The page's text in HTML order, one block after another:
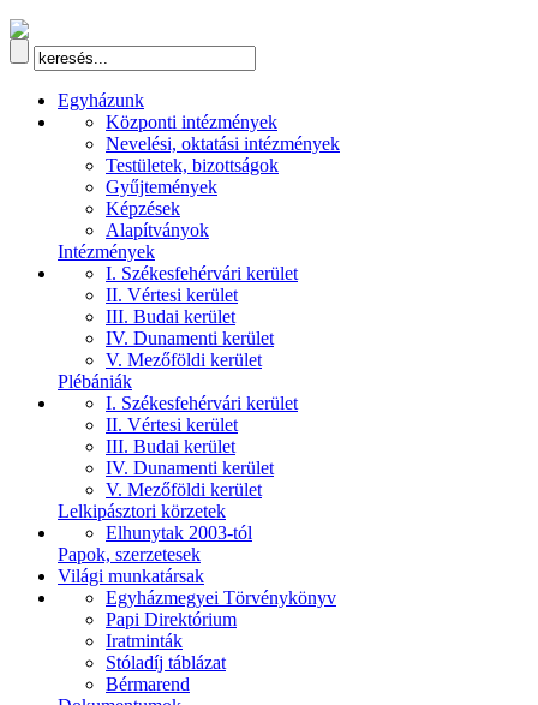
Egyházunk
Központi intézmények
Nevelési, oktatási intézmények
Testületek, bizottságok
Gyűjtemények
Képzések
Alapítványok
Intézmények
I. Székesfehérvári kerület
II. Vértesi kerület
III. Budai kerület
IV. Dunamenti kerület
V. Mezőföldi kerület
Plébániák
I. Székesfehérvári kerület
II. Vértesi kerület
III. Budai kerület
IV. Dunamenti kerület
V. Mezőföldi kerület
Lelkipásztori körzetek
Elhunytak 2003-tól
Papok, szerzetesek
Világi munkatársak
Egyházmegyei Törvénykönyv
Papi Direktórium
Iratminták
Stóladíj táblázat
Bérmarend